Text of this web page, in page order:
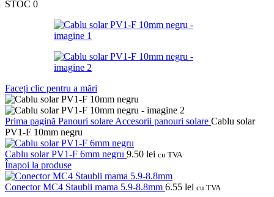
STOC 0
Faceți clic pentru a mări
Prima pagină Panouri solare Accesorii panouri solare Cablu solar
PV1-F 10mm negru
Cablu solar PV1-F 6mm negru 9.50 lei cu TVA
Înapoi la produse
Conector MC4 Staubli mama 5.9-8.8mm 6.55 lei cu TVA